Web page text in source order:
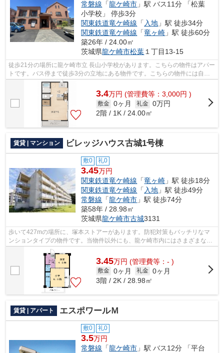
常磐線 「龍ケ崎市 」駅 バス11分 「松葉
小学校」 停歩3分
関東鉄道竜ケ崎線 「 入地 」駅 徒歩34分
関東鉄道竜ケ崎線 「竜ヶ崎 」駅 徒歩60分
築26年 / 24.00㎡
茨城県龍ケ崎市松葉 １丁目13-15
徒歩21分の場所に龍ケ崎市立 長山小学校があります。こちらの物件はアパー
トです。バス停まで徒歩3分の立地にある物件です。こちらの物件には自走
式駐車場があります。メールアドレスr...
3.4万円 (管理費等：3,000円 )
敷金 0ヶ月 礼金 0万円
2階 / 1K / 24.00㎡
賃貸 | マンション ビレッジハウス古城1号棟
敷0 礼0
3.45万円
関東鉄道竜ケ崎線 「竜ヶ崎 」駅 徒歩18分
関東鉄道竜ケ崎線 「 入地 」駅 徒歩49分
常磐線 「龍ケ崎市 」駅 徒歩74分
築58年 / 28.98㎡
茨城県龍ケ崎市古城3131
歩いて427mの場所に、塚本ストアーがあります。防犯対策もバッチリなマ
ンションタイプの物件です。当物件以外にも、龍ケ崎市内にはさまざまな物
件がございます。他の物件も見てみたい...
3.45万円 (管理費等：- )
敷金 0ヶ月 礼金 0ヶ月
3階 / 2K / 28.98㎡
賃貸 | アパート エスポワールＭ
敷0 礼0
3.5万円
常磐線 「龍ケ崎市 」駅 バス12分 「平台